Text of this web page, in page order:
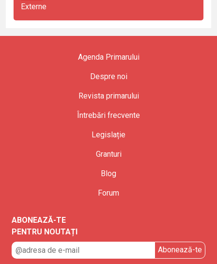
Externe
Agenda Primarului
Despre noi
Revista primarului
Întrebări frecvente
Legislație
Granturi
Blog
Forum
ABONEAZĂ-TE
PENTRU NOUTAȚI